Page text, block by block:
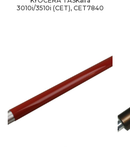
3010i/3510i (CET), CET7840